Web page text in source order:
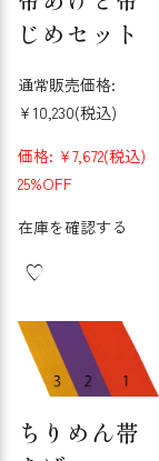
じめセット
通常販売価格:
¥10,230(税込)
価格: ¥7,672(税込)
25%OFF
在庫を確認する
ちりめん帯